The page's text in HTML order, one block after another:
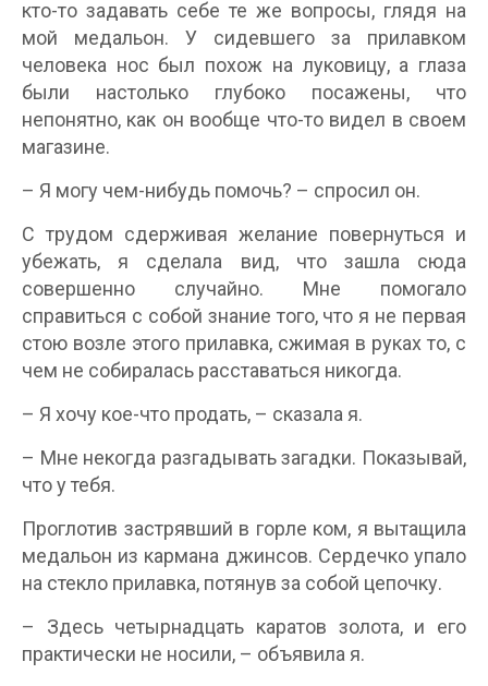
кто-то задавать себе те же вопросы, глядя на
мой медальон. У сидевшего за прилавком
человека нос был похож на луковицу, а глаза
были настолько глубоко посажены, что
непонятно, как он вообще что-то видел в своем
магазине.
– Я могу чем-нибудь помочь? – спросил он.
С трудом сдерживая желание повернуться и
убежать, я сделала вид, что зашла сюда
совершенно случайно. Мне помогало
справиться с собой знание того, что я не первая
стою возле этого прилавка, сжимая в руках то, с
чем не собиралась расставаться никогда.
– Я хочу кое-что продать, – сказала я.
– Мне некогда разгадывать загадки. Показывай,
что у тебя.
Проглотив застрявший в горле ком, я вытащила
медальон из кармана джинсов. Сердечко упало
на стекло прилавка, потянув за собой цепочку.
– Здесь четырнадцать каратов золота, и его
практически не носили, – объявила я.